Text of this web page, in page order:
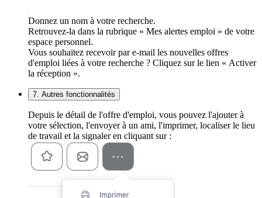
Donnez un nom à votre recherche.
Retrouvez-la dans la rubrique « Mes alertes emploi » de votre
espace personnel.
Vous souhaitez recevoir par e-mail les nouvelles offres
d'emploi liées à votre recherche ? Cliquez sur le lien « Activer
la réception ».
7. Autres fonctionnalités
Depuis le détail de l'offre d'emploi, vous pouvez l'ajouter à
votre sélection, l'envoyer à un ami, l'imprimer, localiser le lieu
de travail et la signaler en cliquant sur :